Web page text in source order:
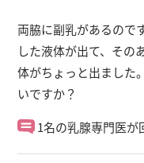
両脇に副乳があるので
した液体が出て、その
体がちょっと出ました
いですか？
1名の乳腺専門医が